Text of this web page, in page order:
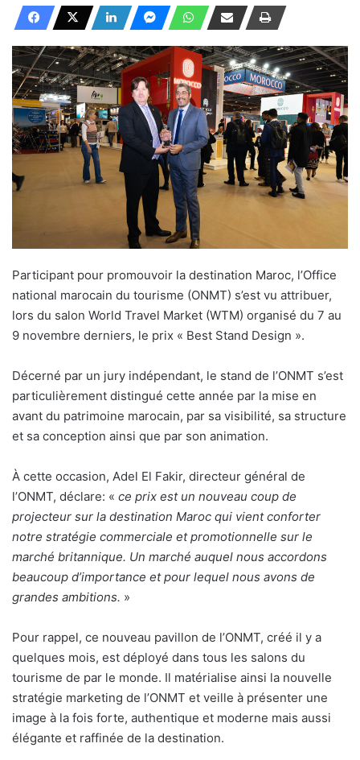
Participant pour promouvoir la destination Maroc, l’Office
national marocain du tourisme (ONMT) s’est vu attribuer,
lors du salon World Travel Market (WTM) organisé du 7 au
9 novembre derniers, le prix « Best Stand Design ».
Décerné par un jury indépendant, le stand de l’ONMT s’est
particulièrement distingué cette année par la mise en
avant du patrimoine marocain, par sa visibilité, sa structure
et sa conception ainsi que par son animation.
À cette occasion, Adel El Fakir, directeur général de
l’ONMT, déclare: « ce prix est un nouveau coup de
projecteur sur la destination Maroc qui vient conforter
notre stratégie commerciale et promotionnelle sur le
marché britannique. Un marché auquel nous accordons
beaucoup d’importance et pour lequel nous avons de
grandes ambitions. »
Pour rappel, ce nouveau pavillon de l’ONMT, créé il y a
quelques mois, est déployé dans tous les salons du
tourisme de par le monde. Il matérialise ainsi la nouvelle
stratégie marketing de l’ONMT et veille à présenter une
image à la fois forte, authentique et moderne mais aussi
élégante et raffinée de la destination.